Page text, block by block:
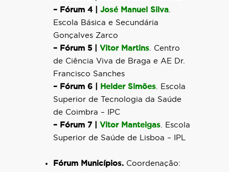
– Fórum 4 |
José Manuel Silva.
Escola Básica e Secundária
Gonçalves Zarco
– Fórum 5 | Vitor Martins. Centro
de Ciência Viva de Braga e AE Dr.
Francisco Sanches
– Fórum 6 |
Helder Simões. Escola
Superior de Tecnologia da Saúde
de Coimbra – IPC
– Fórum 7 |
Vitor Manteigas. Escola
Superior de Saúde de Lisboa – IPL
Fórum Municípios. Coordenação: